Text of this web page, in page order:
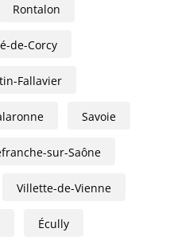
Rontalon
de-Corcy
Fallavier
Savoie
sur-Saône
Villette-de-Vienne
Écully